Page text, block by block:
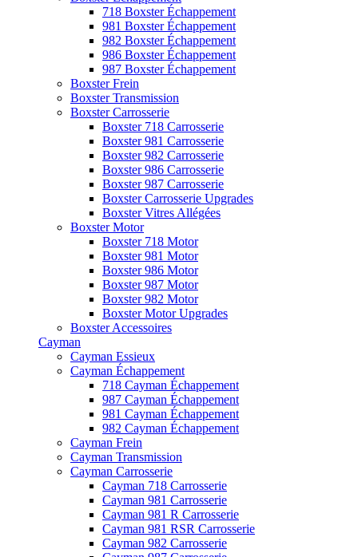
718 Boxster Échappement
981 Boxster Échappement
982 Boxster Échappement
986 Boxster Échappement
987 Boxster Échappement
Boxster Frein
Boxster Transmission
Boxster Carrosserie
Boxster 718 Carrosserie
Boxster 981 Carrosserie
Boxster 982 Carrosserie
Boxster 986 Carrosserie
Boxster 987 Carrosserie
Boxster Carrosserie Upgrades
Boxster Vitres Allégées
Boxster Motor
Boxster 718 Motor
Boxster 981 Motor
Boxster 986 Motor
Boxster 987 Motor
Boxster 982 Motor
Boxster Motor Upgrades
Boxster Accessoires
Cayman
Cayman Essieux
Cayman Échappement
718 Cayman Échappement
987 Cayman Échappement
981 Cayman Échappement
982 Cayman Échappement
Cayman Frein
Cayman Transmission
Cayman Carrosserie
Cayman 718 Carrosserie
Cayman 981 Carrosserie
Cayman 981 R Carrosserie
Cayman 981 RSR Carrosserie
Cayman 982 Carrosserie